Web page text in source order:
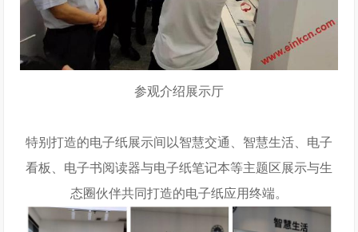
参观介绍展示厅
特别打造的电子纸展示间以智慧交通、智慧生活、电子
看板、电子书阅读器与电子纸笔记本等主题区展示与生
态圈伙伴共同打造的电子纸应用终端。